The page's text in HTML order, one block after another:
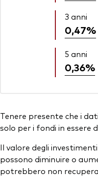
3 anni
0,47%
5 anni
0,36%
Tenere presente che i
solo per i fondi in essere
Il valore degli
possono diminuire o
potrebbero non